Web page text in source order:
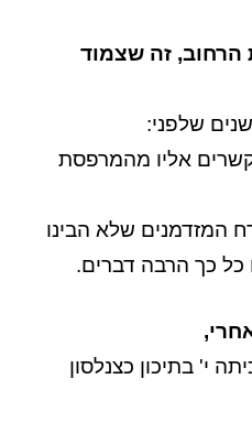
הרחוב, זה שצמוד
שלפני:
אליו מהמרפסת
המזדמנים שלא הבינו
כל כך הרבה דברים.
י' בתיכון כצנלסון